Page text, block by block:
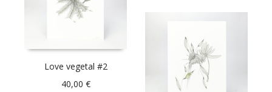
Love vegetal #2
40,00 €